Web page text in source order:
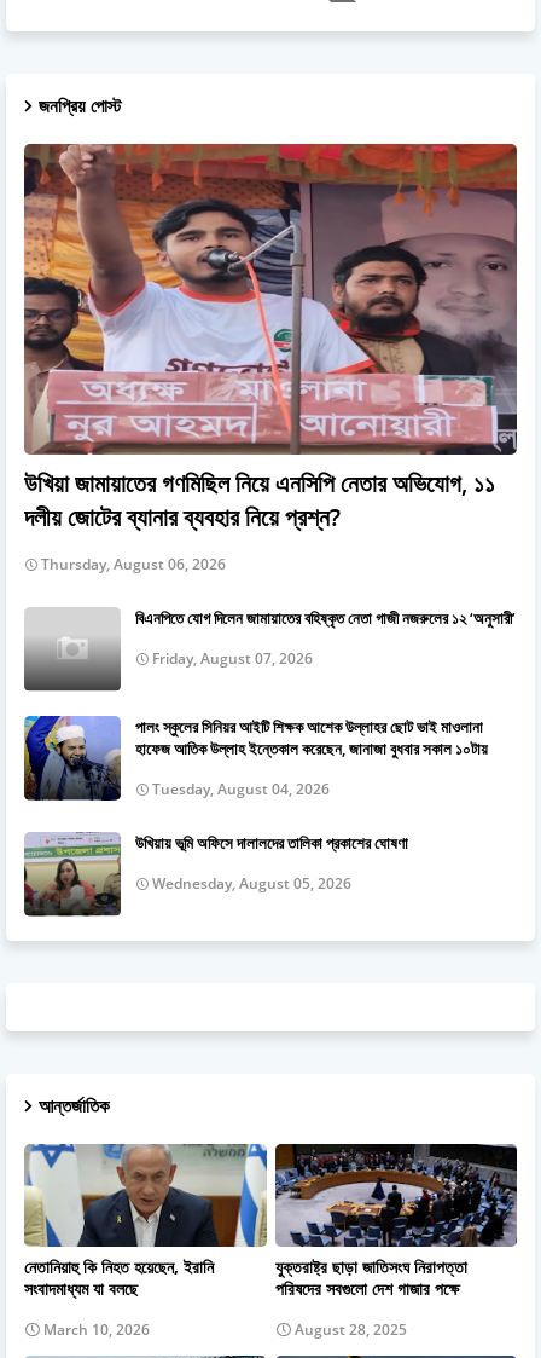
জনপ্রিয় পোস্ট
উখিয়া জামায়াতের গণমিছিল নিয়ে এনসিপি নেতার অভিযোগ, ১১
দলীয় জোটের ব্যানার ব্যবহার নিয়ে প্রশ্ন?
Thursday, August 06, 2026
বিএনপিতে যোগ দিলেন জামায়াতের বহিষ্কৃত নেতা গাজী নজরুলের ১২ ‘অনুসারী’
Friday, August 07, 2026
পালং স্কুলের সিনিয়র আইটি শিক্ষক আশেক উল্লাহর ছোট ভাই মাওলানা
হাফেজ আতিক উল্লাহ ইন্তেকাল করেছেন, জানাজা বুধবার সকাল ১০টায়
Tuesday, August 04, 2026
উখিয়ায় ভূমি অফিসে দালালদের তালিকা প্রকাশের ঘোষণা
Wednesday, August 05, 2026
আন্তর্জাতিক
নেতানিয়াহু কি নিহত হয়েছেন, ইরানি
সংবাদমাধ্যম যা বলছে
March 10, 2026
যুক্তরাষ্ট্র ছাড়া জাতিসংঘ নিরাপত্তা
পরিষদের সবগুলো দেশ গাজার পক্ষে
August 28, 2025